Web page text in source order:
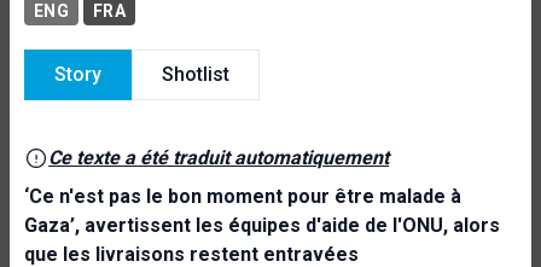
ENG FRA
Story Shotlist
Ce texte a été traduit automatiquement
‘Ce n'est pas le bon moment pour être malade à
Gaza’, avertissent les équipes d'aide de l'ONU, alors
que les livraisons restent entravées